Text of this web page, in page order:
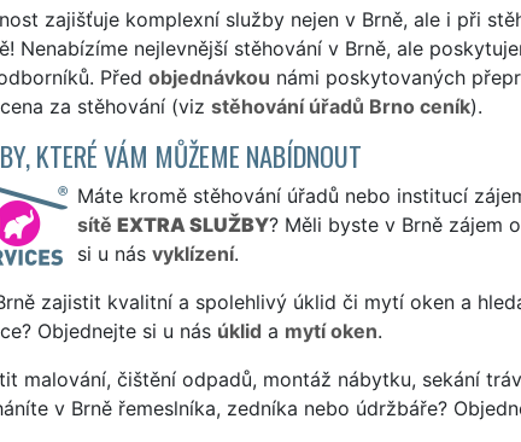
zajišťuje komplexní služby nejen v Brně, ale i při
Nenabízíme nejlevnější stěhování v Brně, ale
Před objednávkou námi poskytovaných
za stěhování (viz stěhování úřadů Brno ceník).
KTERÉ VÁM MŮŽEME NABÍDNOUT
Máte kromě stěhování úřadů nebo institucí
sítě EXTRA SLUŽBY? Měli byste v Brně zájem
si u nás vyklízení.
zajistit kvalitní a spolehlivý úklid či mytí oken a
Objednejte si u nás úklid a mytí oken.
malování, čištění odpadů, montáž nábytku, sekání
v Brně řemeslníka, zedníka nebo údržbáře?